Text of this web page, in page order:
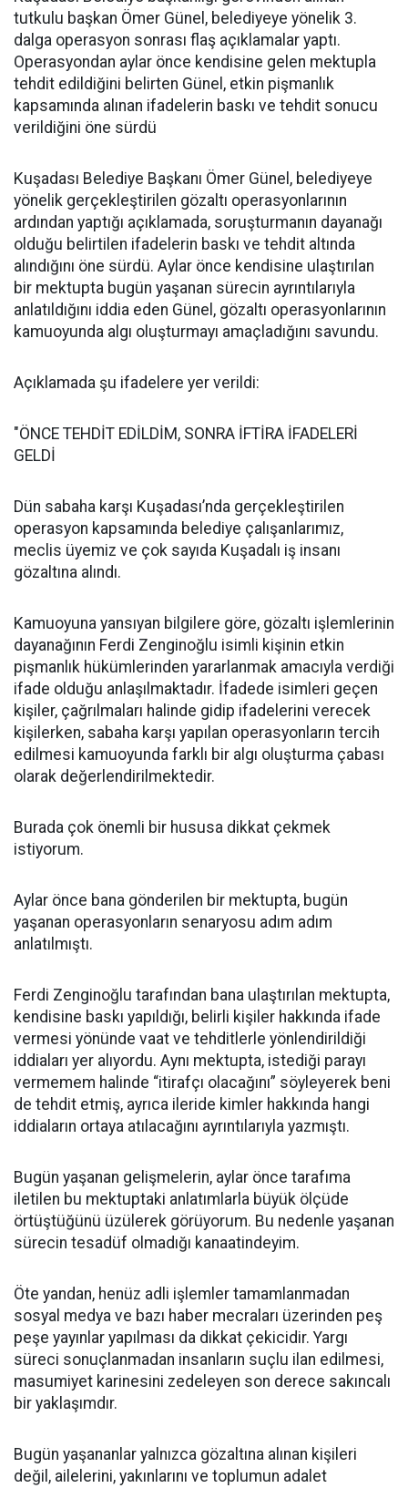
tutkulu başkan Ömer Günel, belediyeye yönelik 3.
dalga operasyon sonrası flaş açıklamalar yaptı.
Operasyondan aylar önce kendisine gelen mektupla
tehdit edildiğini belirten Günel, etkin pişmanlık
kapsamında alınan ifadelerin baskı ve tehdit sonucu
verildiğini öne sürdü
Kuşadası Belediye Başkanı Ömer Günel, belediyeye
yönelik gerçekleştirilen gözaltı operasyonlarının
ardından yaptığı açıklamada, soruşturmanın dayanağı
olduğu belirtilen ifadelerin baskı ve tehdit altında
alındığını öne sürdü. Aylar önce kendisine ulaştırılan
bir mektupta bugün yaşanan sürecin ayrıntılarıyla
anlatıldığını iddia eden Günel, gözaltı operasyonlarının
kamuoyunda algı oluşturmayı amaçladığını savundu.
Açıklamada şu ifadelere yer verildi:
"ÖNCE TEHDİT EDİLDİM, SONRA İFTİRA İFADELERİ
GELDİ
Dün sabaha karşı Kuşadası’nda gerçekleştirilen
operasyon kapsamında belediye çalışanlarımız,
meclis üyemiz ve çok sayıda Kuşadalı iş insanı
gözaltına alındı.
Kamuoyuna yansıyan bilgilere göre, gözaltı işlemlerinin
dayanağının Ferdi Zenginoğlu isimli kişinin etkin
pişmanlık hükümlerinden yararlanmak amacıyla verdiği
ifade olduğu anlaşılmaktadır. İfadede isimleri geçen
kişiler, çağrılmaları halinde gidip ifadelerini verecek
kişilerken, sabaha karşı yapılan operasyonların tercih
edilmesi kamuoyunda farklı bir algı oluşturma çabası
olarak değerlendirilmektedir.
Burada çok önemli bir hususa dikkat çekmek
istiyorum.
Aylar önce bana gönderilen bir mektupta, bugün
yaşanan operasyonların senaryosu adım adım
anlatılmıştı.
Ferdi Zenginoğlu tarafından bana ulaştırılan mektupta,
kendisine baskı yapıldığı, belirli kişiler hakkında ifade
vermesi yönünde vaat ve tehditlerle yönlendirildiği
iddiaları yer alıyordu. Aynı mektupta, istediği parayı
vermemem halinde “itirafçı olacağını” söyleyerek beni
de tehdit etmiş, ayrıca ileride kimler hakkında hangi
iddiaların ortaya atılacağını ayrıntılarıyla yazmıştı.
Bugün yaşanan gelişmelerin, aylar önce tarafıma
iletilen bu mektuptaki anlatımlarla büyük ölçüde
örtüştüğünü üzülerek görüyorum. Bu nedenle yaşanan
sürecin tesadüf olmadığı kanaatindeyim.
Öte yandan, henüz adli işlemler tamamlanmadan
sosyal medya ve bazı haber mecraları üzerinden peş
peşe yayınlar yapılması da dikkat çekicidir. Yargı
süreci sonuçlanmadan insanların suçlu ilan edilmesi,
masumiyet karinesini zedeleyen son derece sakıncalı
bir yaklaşımdır.
Bugün yaşananlar yalnızca gözaltına alınan kişileri
değil, ailelerini, yakınlarını ve toplumun adalet